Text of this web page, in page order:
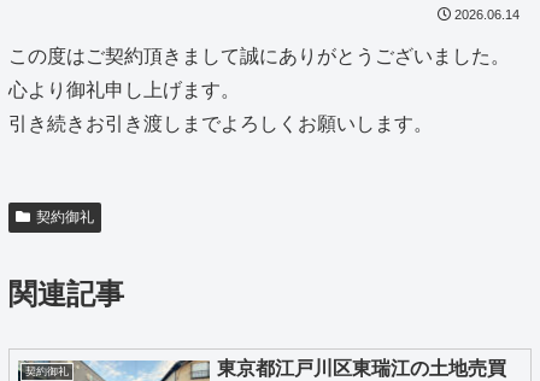
2026.06.14
この度はご契約頂きまして誠にありがとうございました。
心より御礼申し上げます。
引き続きお引き渡しまでよろしくお願いします。
契約御礼
関連記事
契約御礼
東京都江戸川区東瑞江の土地売買